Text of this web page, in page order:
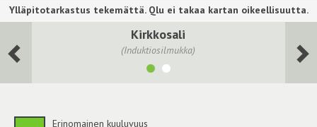
Kirkkosali
(Induktiosilmukka)
Erinomainen kuuluvuus